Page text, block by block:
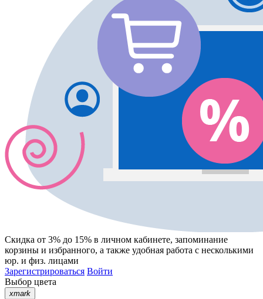
Скидка от 3% до 15% в личном кабинете, запоминание
корзины и избранного, а также удобная работа с несколькими
юр. и физ. лицами
Зарегистрироваться Войти
Выбор цвета
xmark